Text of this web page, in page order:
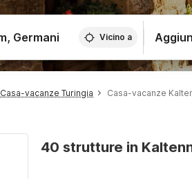
Vicino a
Casa-vacanze Turingia Casa-vacanze
40 strutture in